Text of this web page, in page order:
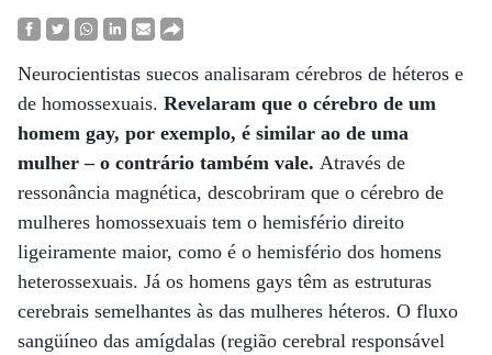
Neurocientistas suecos analisaram cérebros de héteros e
de homossexuais. Revelaram que o cérebro de um
homem gay, por exemplo, é similar ao de uma
mulher – o contrário também vale. Através de
ressonância magnética, descobriram que o cérebro de
mulheres homossexuais tem o hemisfério direito
ligeiramente maior, como é o hemisfério dos homens
heterossexuais. Já os homens gays têm as estruturas
cerebrais semelhantes às das mulheres héteros. O fluxo
sangüíneo das amígdalas (região cerebral responsável